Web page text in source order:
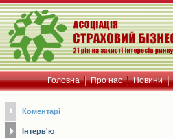
Головна Про нас Новини
Коментарі
Інтерв'ю